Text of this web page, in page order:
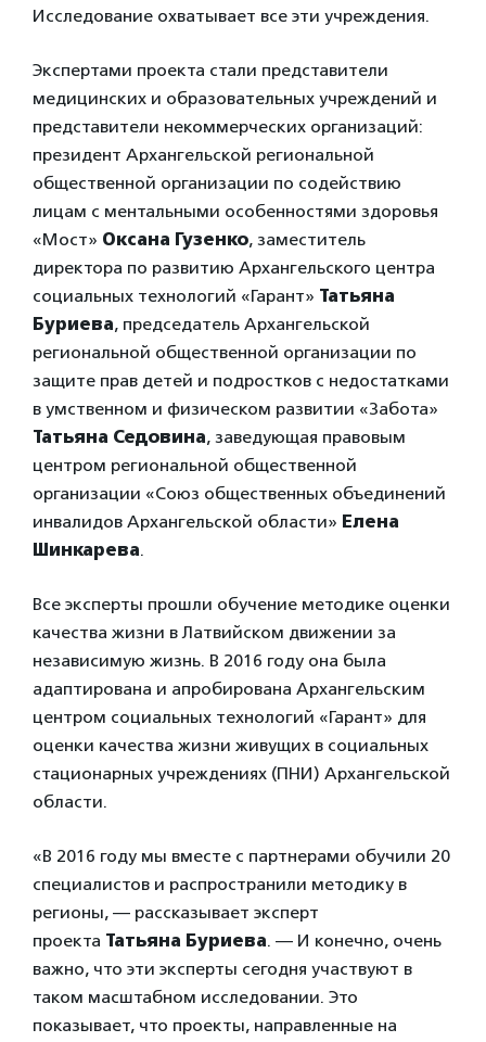
Исследование охватывает все эти учреждения.
Экспертами проекта стали представители
медицинских и образовательных учреждений и
представители некоммерческих организаций:
президент Архангельской региональной
общественной организации по содействию
лицам с ментальными особенностями здоровья
«Мост» Оксана Гузенко, заместитель
директора по развитию Архангельского центра
социальных технологий «Гарант» Татьяна
Буриева, председатель Архангельской
региональной общественной организации по
защите прав детей и подростков с недостатками
в умственном и физическом развитии «Забота»
Татьяна Седовина, заведующая правовым
центром региональной общественной
организации «Союз общественных объединений
инвалидов Архангельской области» Елена
Шинкарева.
Все эксперты прошли обучение методике оценки
качества жизни в Латвийском движении за
независимую жизнь. В 2016 году она была
адаптирована и апробирована Архангельским
центром социальных технологий «Гарант» для
оценки качества жизни живущих в социальных
стационарных учреждениях (ПНИ) Архангельской
области.
«В 2016 году мы вместе с партнерами обучили 20
специалистов и распространили методику в
регионы, — рассказывает эксперт
проекта Татьяна Буриева. — И конечно, очень
важно, что эти эксперты сегодня участвуют в
таком масштабном исследовании. Это
показывает, что проекты, направленные на